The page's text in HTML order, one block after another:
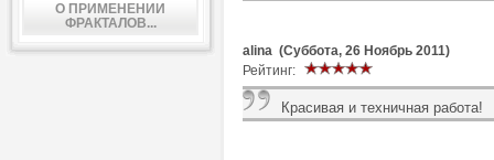
О ПРИМЕНЕНИИ
ФРАКТАЛОВ...
alina (Суббота, 26 Ноябрь 2011)
Рейтинг:
Красивая и техничная работа!